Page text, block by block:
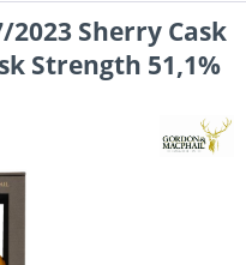
2023 Sherry Cask
Strength 51,1%